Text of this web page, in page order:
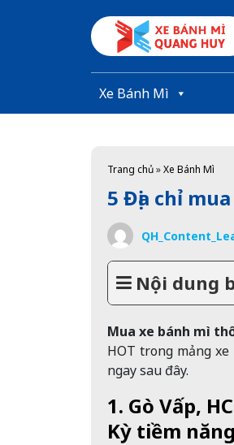
Xe Bánh Mì
Trang chủ»Xe Bánh Mì
5 Địa chỉ
Nội dung
Mua xe bánh mì
HOT trong mảng
ngay sau đây.
1. Gò Vấp,
Kỳ tiềm năng